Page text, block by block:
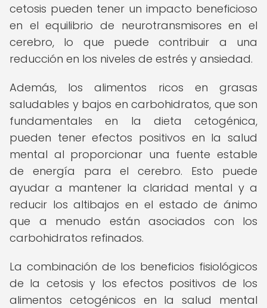
cetosis pueden tener un impacto beneficioso
en el equilibrio de neurotransmisores en el
cerebro, lo que puede contribuir a una
reducción en los niveles de estrés y ansiedad.
Además, los alimentos ricos en grasas
saludables y bajos en carbohidratos, que son
fundamentales en la dieta cetogénica,
pueden tener efectos positivos en la salud
mental al proporcionar una fuente estable
de energía para el cerebro. Esto puede
ayudar a mantener la claridad mental y a
reducir los altibajos en el estado de ánimo
que a menudo están asociados con los
carbohidratos refinados.
La combinación de los beneficios fisiológicos
de la cetosis y los efectos positivos de los
alimentos cetogénicos en la salud mental